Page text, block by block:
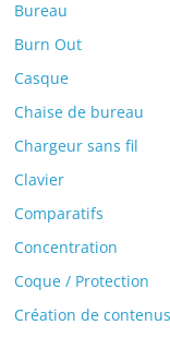
Bureau
Burn Out
Casque
Chaise de bureau
Chargeur sans fil
Clavier
Comparatifs
Concentration
Coque / Protection
Création de contenus